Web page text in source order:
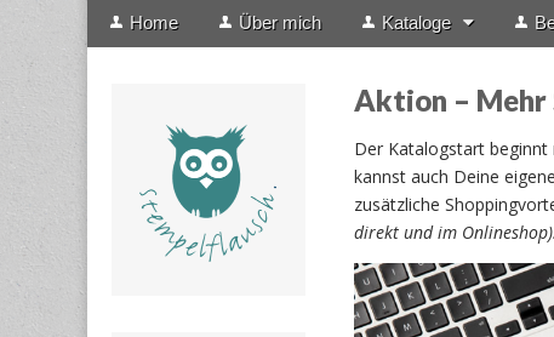
Main
Skip
Home Über mich Kataloge
Aktion – Mehr
Der Katalogstart beginnt
kannst auch Deine
zusätzliche
direkt und im Onlineshop).